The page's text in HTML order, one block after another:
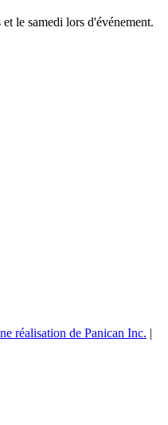
le samedi lors d'événement.
réalisation de Panican Inc. |